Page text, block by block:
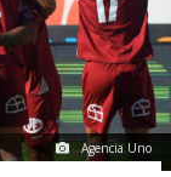
Agencia Uno